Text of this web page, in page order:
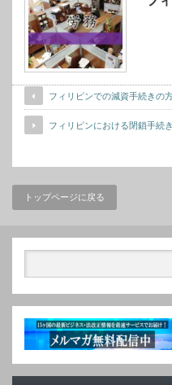
フィリピンでの減資手続きの
フィリピンにおける閉鎖手続
トップページに戻る